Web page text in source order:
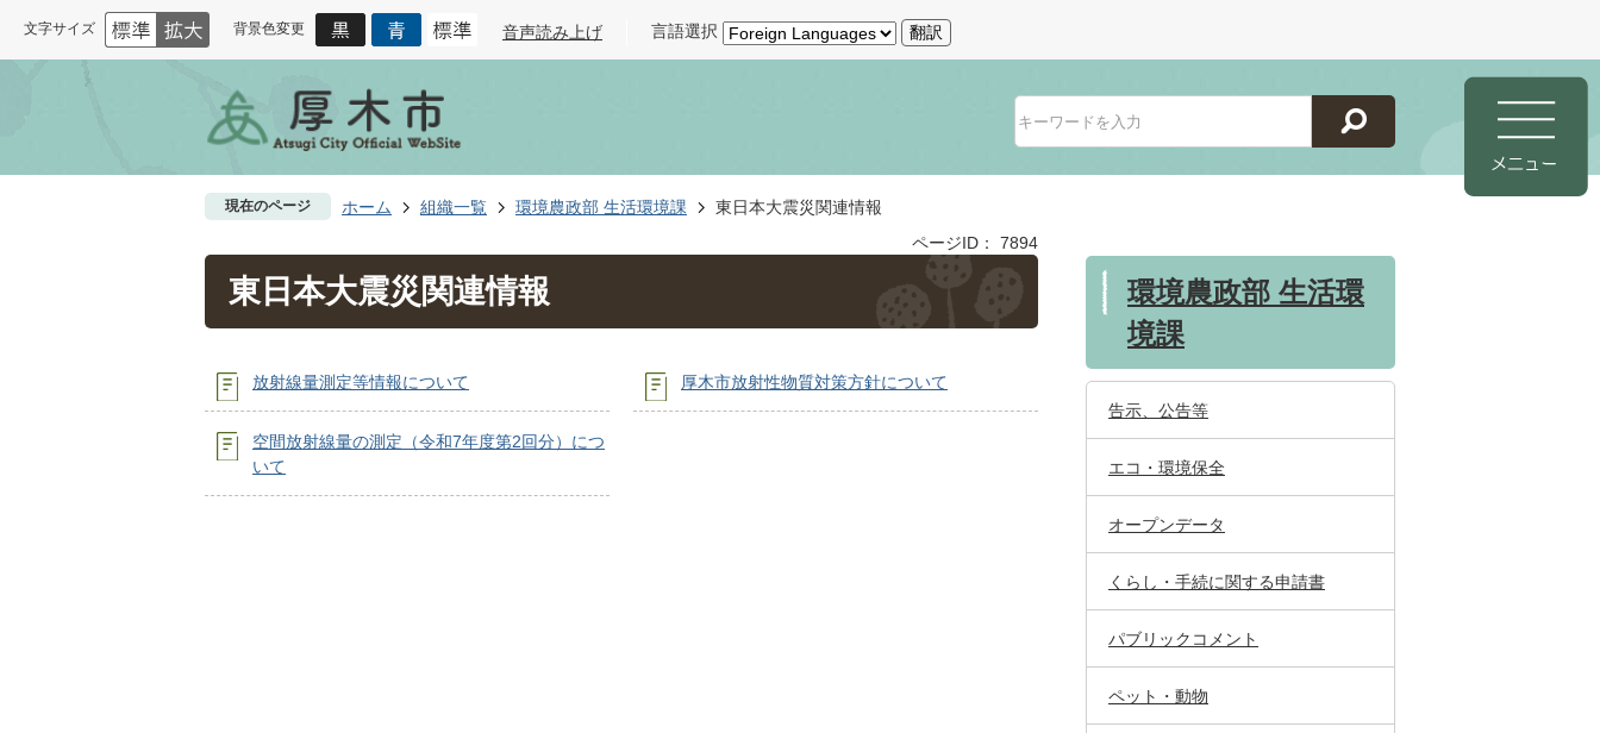
文字サイズ 背景色変更 音声読み上げ 言語選択 翻訳
現在のページ ホーム 組織一覧 環境農政部 生活環境課
東日本大震災関連情報
ページID：
7894
東日本大震災関連情報
放射線量測定等情報について 厚木市放射性物質対策方針について
空間放射線量の測定（令和7年度第2回分）につ
いて
環境農政部 生活環
境課
告示、公告等
エコ・環境保全
オープンデータ
くらし・手続に関する申請書
パブリックコメント
ペット・動物